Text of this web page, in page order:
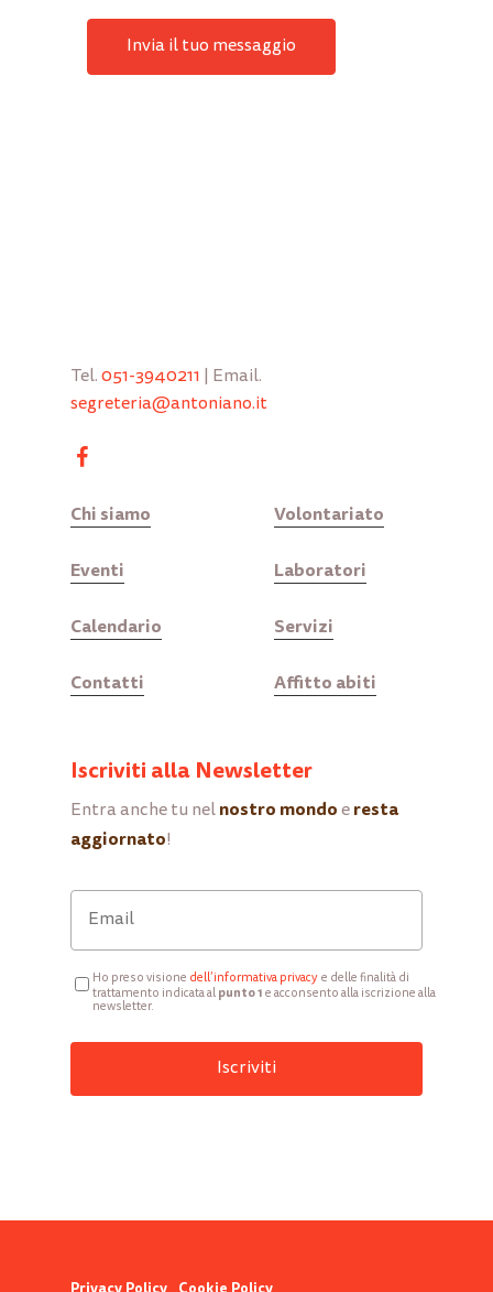
Invia il tuo messaggio
Tel. 051-3940211 | Email.
segreteria@antoniano.it
Chi siamo
Eventi
Calendario
Contatti
Volontariato
Laboratori
Servizi
Affitto abiti
Iscriviti alla Newsletter
Entra anche tu nel nostro mondo e resta
aggiornato!
Ho preso visione dell’informativa privacye delle finalità di
trattamento indicata al punto 1 e acconsento alla iscrizione alla
newsletter.